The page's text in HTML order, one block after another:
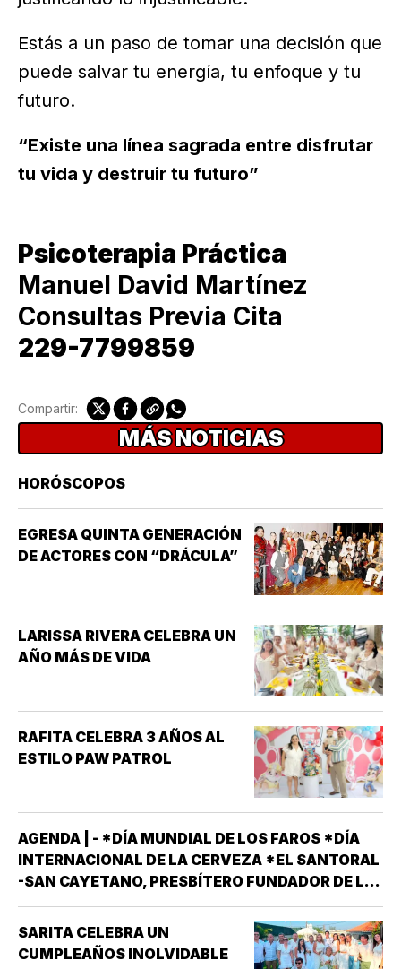
Estás a un paso de tomar una decisión que
puede salvar tu energía, tu enfoque y tu
futuro.
“Existe una línea sagrada entre disfrutar
tu vida y destruir tu futuro”
Psicoterapia Práctica
Manuel David Martínez
Consultas Previa Cita
229-7799859
Compartir:
MÁS NOTICIAS
HORÓSCOPOS
EGRESA QUINTA GENERACIÓN
DE ACTORES CON “DRÁCULA”
LARISSA RIVERA CELEBRA UN
AÑO MÁS DE VIDA
RAFITA CELEBRA 3 AÑOS AL
ESTILO PAW PATROL
AGENDA | - *DÍA MUNDIAL DE LOS FAROS *DÍA
INTERNACIONAL DE LA CERVEZA *EL SANTORAL
-SAN CAYETANO, PRESBÍTERO FUNDADOR DE LA
ORDEN DE LOS TEATINOS. SANTOS Y MÁRTIRES
SIXTO II PAPA MÁRTIR Y SUS DISCÍPULOS
FELICÍSIMO Y AGAPITO. SAN MIGUEL DE LA
SARITA CELEBRA UN
CUMPLEAÑOS INOLVIDABLE